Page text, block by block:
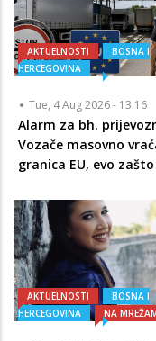
AKTUELNOSTI
BOSNA I
HERCEGOVINA
Tue, 4 Aug 2026 - 13:16
Alarm za bh.
Vozače masovno
granica EU, evo zašto
AKTUELNOSTI
BOSNA I
HERCEGOVINA
NA